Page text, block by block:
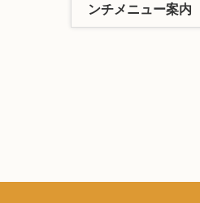
ンチメニュー案内